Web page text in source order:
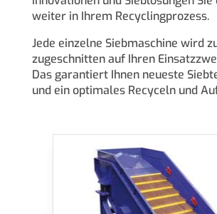
weiter in Ihrem Recyclingprozess.
Jede einzelne Siebmaschine wird
zugeschnitten auf Ihren
Das garantiert Ihnen neueste
und ein optimales Recyceln und